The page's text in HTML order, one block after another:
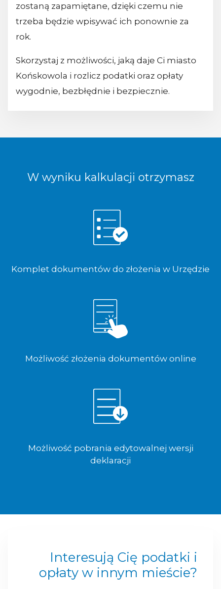
zostaną zapamiętane, dzięki czemu nie
trzeba będzie wpisywać ich ponownie za
rok.
Skorzystaj z możliwości, jaką daje Ci miasto
Końskowola i rozlicz podatki oraz opłaty
wygodnie, bezbłędnie i bezpiecznie.
W wyniku kalkulacji otrzymasz
Komplet dokumentów do złożenia w Urzędzie
Możliwość złożenia dokumentów online
Możliwość pobrania edytowalnej wersji
deklaracji
Interesują Cię podatki i
opłaty w innym mieście?